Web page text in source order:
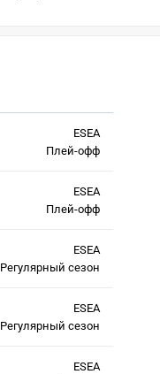
ESEA
Плей-офф
ESEA
Плей-офф
ESEA
Регулярный сезон
ESEA
Регулярный сезон
ESEA